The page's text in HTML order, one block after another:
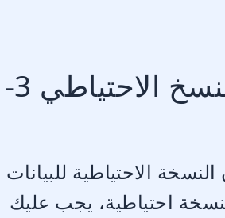
قاعدة النسخ الاحتياطي 3-
الاحتياطية للبيانات
احتياطية، يجب عليك